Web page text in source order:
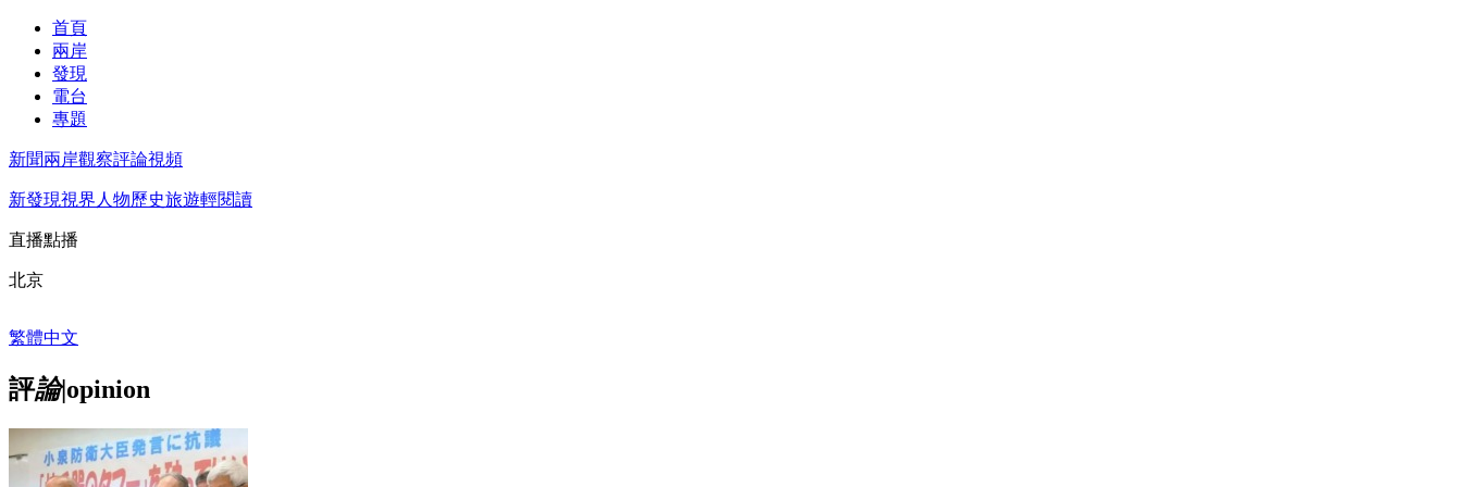
首頁
兩岸
發現
電台
專題
新聞兩岸觀察評論視頻
新發現視界 人物歷史旅遊輕閱讀
直播點播
北京
繁體中文
評論|opinion